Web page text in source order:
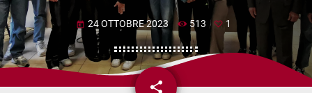
today 24 OTTOBRE 2023 513 1
share
email